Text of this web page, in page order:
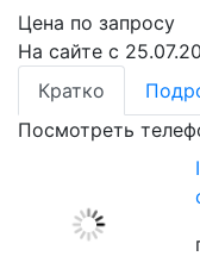
Цена по запросу
На сайте с
Кратко
Посмотреть